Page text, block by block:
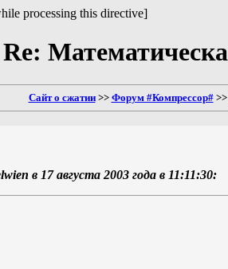
processing this directive]
Re:
Сайт о сжатии>> Форум #Компрессор#>>
в 17 августа 2003 года в 11:11:30: